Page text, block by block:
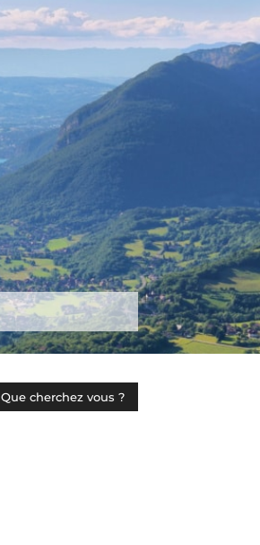
Plus
Que cherchez vous ?